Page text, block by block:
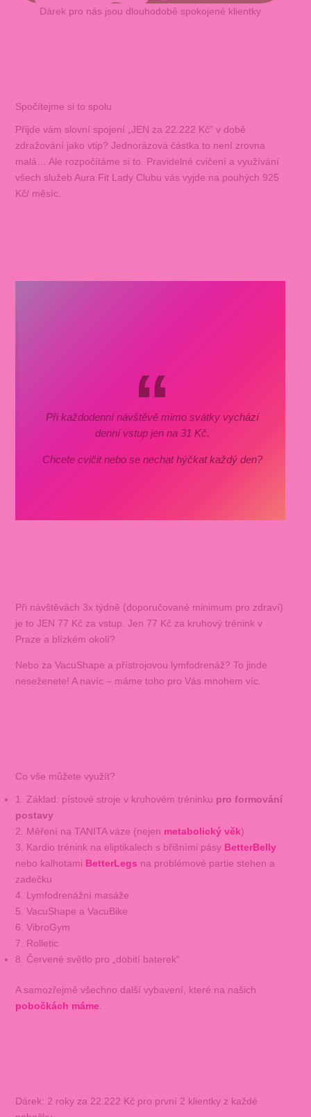
Dárek pro nás jsou dlouhodobě spokojené klientky
Spočítejme si to spolu
Přijde vám slovní spojení „JEN za 22.222 Kč“ v době
zdražování jako vtip? Jednorázová částka to není zrovna
malá… Ale rozpočítáme si to. Pravidelné cvičení a využívání
všech služeb Aura Fit Lady Clubu vás vyjde na pouhých 925
Kč/ měsíc.
Při každodenní návštěvě mimo svátky vychází
denní vstup jen na 31 Kč.
Chcete cvičit nebo se nechat hýčkat každý den?
Při návštěvách 3x týdně (doporučované minimum pro zdraví)
je to JEN 77 Kč za vstup. Jen 77 Kč za kruhový trénink v
Praze a blízkém okolí?
Nebo za VacuShape a přístrojovou lymfodrenáž? To jinde
neseženete! A navíc – máme toho pro Vás mnohem víc.
Co vše můžete využít?
1. Základ: pístové stroje v kruhovém tréninku pro formování
postavy
2. Měření na TANITA váze (nejen metabolický věk)
3. Kardio trénink na eliptikalech s břišními pásy BetterBelly
nebo kalhotami BetterLegs na problémové partie stehen a
zadečku
4. Lymfodrenážní masáže
5. VacuShape a VacuBike
6. VibroGym
7. Rolletic
8. Červené světlo pro „dobití baterek“
A samozřejmě všechno další vybavení, které na našich
pobočkách máme.
Dárek: 2 roky za 22.222 Kč pro první 2 klientky z každé